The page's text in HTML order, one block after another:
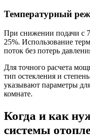
Температурный
При снижении подачи с
25%. Использование
поток без потерь
Для точного расчета
тип остекления и
указывают параметры
комнате.
Когда и как
системы